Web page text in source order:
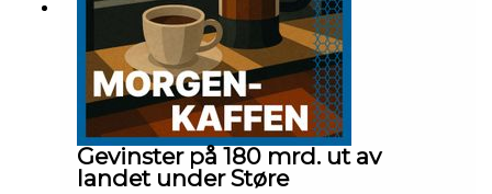
Gevinster på 180 mrd. ut av
landet under Støre